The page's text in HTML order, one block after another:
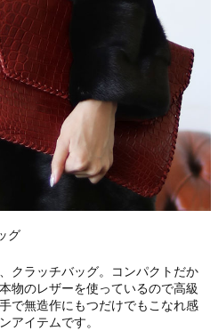
グ
クラッチバッグ。コンパクトだか
物のレザーを使っているので高級
で無造作にもつだけでもこなれ感
アイテムです。